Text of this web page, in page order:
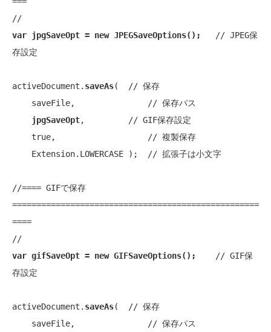
var jpgSaveOpt = new JPEGSaveOptions();
// JPEG保
存設定
activeDocument. saveAs( // 保存
    saveFile,
// 保存パス
jpgSaveOpt, // GIF保存設定
true, // 複製保存
    Extension.LOWERCASE );
// 拡張子は小文字
//==== GIFで保存
===================================================
====
var gifSaveOpt = new GIFSaveOptions();
// GIF保
存設定
activeDocument. saveAs( // 保存
    saveFile,
// 保存パス